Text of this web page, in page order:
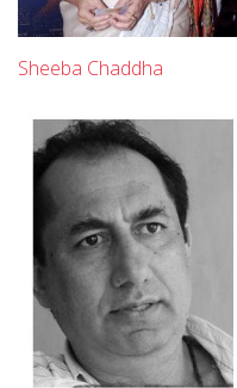
Sheeba Chaddha